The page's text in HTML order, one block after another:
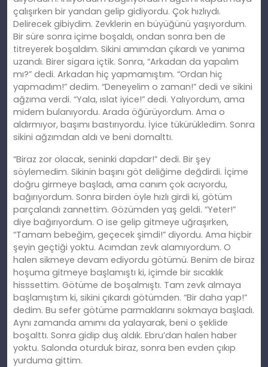
çalışırken bir yandan gelip gidiyordu. Çok hızlıydı.
Delirecek gibiydim. Zevklerin en büyüğünü yaşıyordum.
Bir süre sonra içime boşaldı, ondan sonra ben de
titreyerek boşaldım. Sikini amımdan çıkardı ve yanıma
uzandı. Birer sigara içtik. Sonra, “Arkadan da yapalım
mı?” dedi. Arkadan hiç yapmamıştım. “Ordan hiç
yapmadım!” dedim. “Deneyelim o zaman!” dedi ve sikini
ağzıma verdi. “Yala, ıslat iyice!” dedi. Yalıyordum, ama
midem bulanıyordu. Arada öğürüyordum. Ama o
aldırmıyor, başımı bastırıyordu. İyice tükürükledim. Sonra
sikini ağzımdan aldı ve beni domalttı.
“Biraz zor olacak, seninki dapdar!” dedi. Bir şey
söylemedim. Sikinin başını göt deliğime değdirdi. İçime
doğru girmeye başladı, ama canım çok acıyordu,
bağırıyordum. Sonra birden öyle hızlı girdi ki, götüm
parçalandı zannettim. Gözümden yaş geldi. “Yeter!”
diye bağırıyordum. O ise gelip gitmeye uğraşırken,
“Tamam bebeğim, geçecek şimdi!” diyordu. Ama hiçbir
şeyin geçtiği yoktu. Acımdan zevk alamıyordum. O
halen sikmeye devam ediyordu götümü. Benim de biraz
hoşuma gitmeye başlamıştı ki, içimde bir sıcaklık
hisssettim. Götüme de boşalmıştı. Tam zevk almaya
başlamıştım ki, sikini çıkardı götümden. “Bir daha yap!”
dedim. Bu sefer götüme parmaklarını sokmaya başladı.
Aynı zamanda amımı da yalayarak, beni o şeklide
boşalttı. Sonra gidip duş aldık. Ebru’dan halen haber
yoktu. Salonda oturduk biraz, sonra ben evden çıkıp
yurduma gittim.